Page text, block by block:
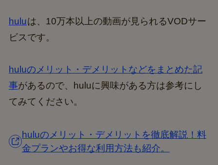
huluは、10万本以上の動画が見られるVODサー
ビスです。
huluのメリット・デメリットなどをまとめた記
事があるので、huluに興味がある方は参考にし
てみてください。
huluのメリット・デメリットを徹底解説！料
金プランやお得な利用方法も紹介。